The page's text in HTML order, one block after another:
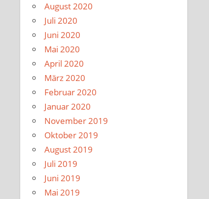
August 2020
Juli 2020
Juni 2020
Mai 2020
April 2020
März 2020
Februar 2020
Januar 2020
November 2019
Oktober 2019
August 2019
Juli 2019
Juni 2019
Mai 2019